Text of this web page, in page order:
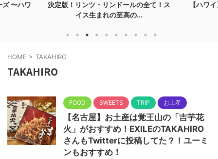
〜ハワ
決定版！リンツ・リンドールの全て！ス
イス生まれの至高の...
【ハワ
HOME > TAKAHIRO
TAKAHIRO
FOOD SWEETS TRIP お土産
【名古屋】お土産は覚王山の「吉芋花
火」がおすすめ！EXILEのTAKAHIRO
さんもTwitterに投稿してた？！ユーミ
ンもおすすめ！